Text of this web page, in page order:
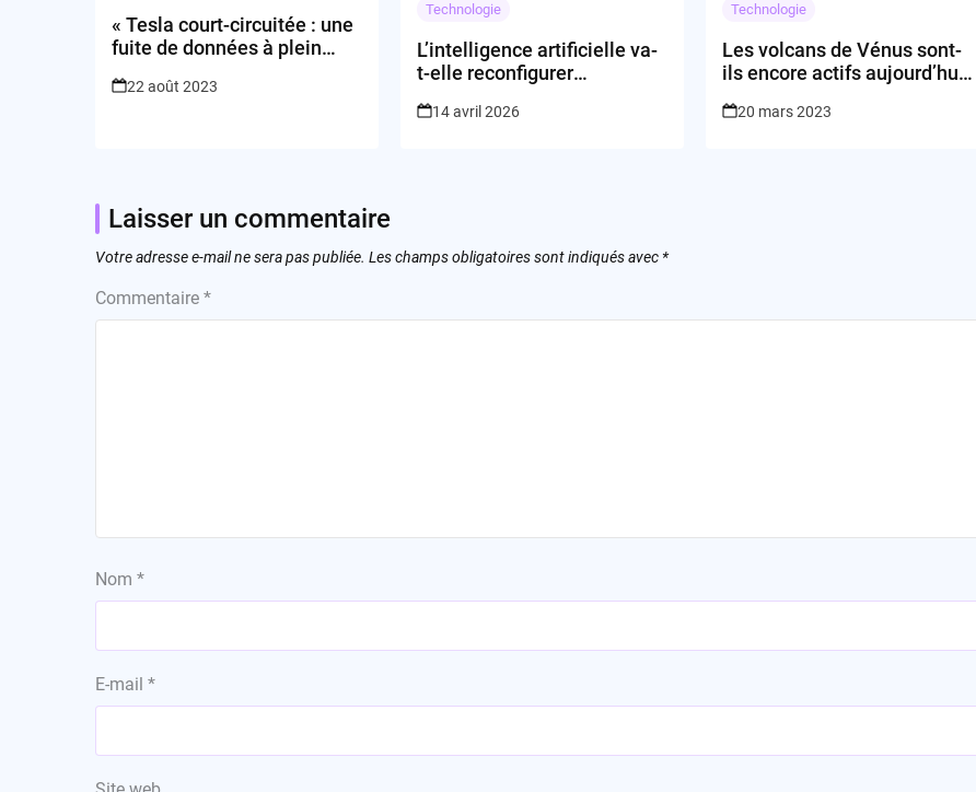
« Tesla court-circuitée : une
fuite de données à plein
22 août 2023
Technologie
L’intelligence artificielle va-
t-elle reconfigurer
le travail ?
14 avril 2026
Technologie
Les volcans de Vénus sont-
ils encore actifs aujourd’hui
20 mars 2023
Laisser un commentaire
Votre adresse e-mail ne sera pas publiée. Les champs obligatoires sont indiqués avec *
Commentaire *
Nom *
E-mail *